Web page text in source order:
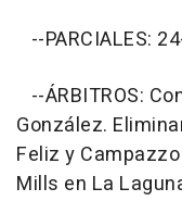
--PARCIALES:
--ÁRBITROS:
González.
Feliz y
Mills en La